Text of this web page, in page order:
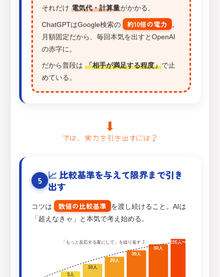
それだけ 電気代・計算量がかかる。
ChatGPTはGoogle検索の 約10倍の電力
。
月額固定だから、毎回本気を出すとOpenAI
の赤字に。
だから普段は 「相手が満足する程度」で止
めている。
⬇
では、実力を引き出すには？
5 📈 比較基準を与えて限界まで引き
出す
コツは 数値の比較基準
を渡し続けること。AIは
「超えなきゃ」と本気で考え始める。
5人
10人
20人
30人
50人
100人〜
「もっと反応する案にして」を繰り返す ⤴